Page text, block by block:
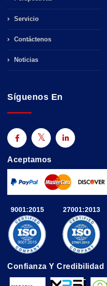
Servicio
Contáctenos
Noticias
Síguenos En
Aceptamos
9001:2015 27001:2013
Confianza Y Credibilidad